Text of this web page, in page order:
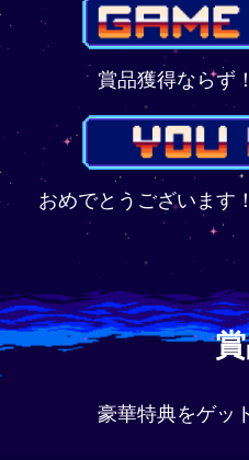
賞品獲得ならず
おめでとうございます
豪華特典をゲッ